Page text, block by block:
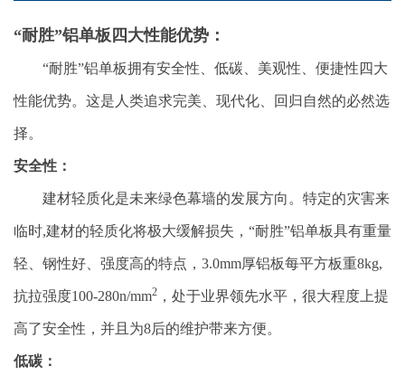
“耐胜”铝单板四大性能优势：
“耐胜”铝单板拥有安全性、低碳、美观性、便捷性四大
性能优势。这是人类追求完美、现代化、回归自然的必然选
择。
安全性：
建材轻质化是未来绿色幕墙的发展方向。特定的灾害来
临时,建材的轻质化将极大缓解损失，“耐胜”铝单板具有重量
轻、钢性好、强度高的特点，3.0mm厚铝板每平方板重8kg,
抗拉强度100-280n/mm2 ，处于业界领先水平，很大程度上提
高了安全性，并且为8后的维护带来方便。
低碳：